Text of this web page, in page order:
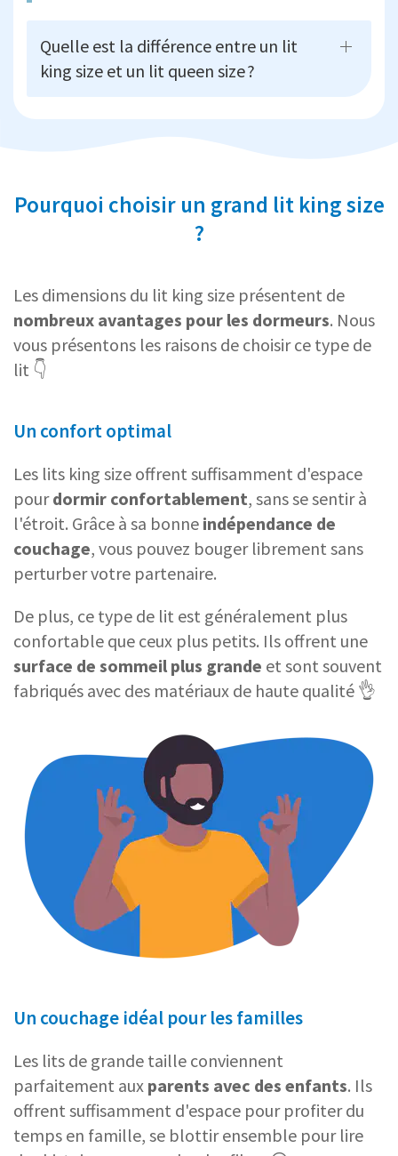
Quelle est la différence entre un lit
king size et un lit queen size ?
Pourquoi choisir un grand lit king size
?
Les dimensions du lit king size présentent de
nombreux avantages pour les dormeurs. Nous
vous présentons les raisons de choisir ce type de
lit 👇
Un confort optimal
Les lits king size offrent suffisamment d'espace
pourdormir confortablement, sans se sentir à
l'étroit. Grâce à sa bonne indépendance de
couchage, vous pouvez bouger librement sans
perturber votre partenaire.
De plus, ce type de lit est généralement plus
confortable que ceux plus petits. Ils offrent une
surface de sommeil plus grande et sont souvent
fabriqués avec des matériaux de haute qualité 👌
Un couchage idéal pour les familles
Les lits de grande taille conviennent
parfaitement aux parents avec des enfants. Ils
offrent suffisamment d'espace pour profiter du
temps en famille, se blottir ensemble pour lire